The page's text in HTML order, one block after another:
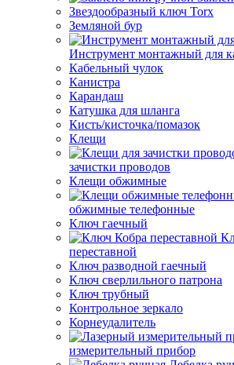
Звездообразный ключ Torx
Земляной бур
Инструмент монтажный для
Кабельный чулок
Канистра
Карандаш
Катушка для шланга
Кисть/кисточка/помазок
Клещи
зачистки проводов
Клещи обжимные
обжимные телефонные
Ключ гаечный
переставной
Ключ разводной гаечный
Ключ сверлильного патрона
Ключ трубный
Контрольное зеркало
Корнеудалитель
измерительный прибор